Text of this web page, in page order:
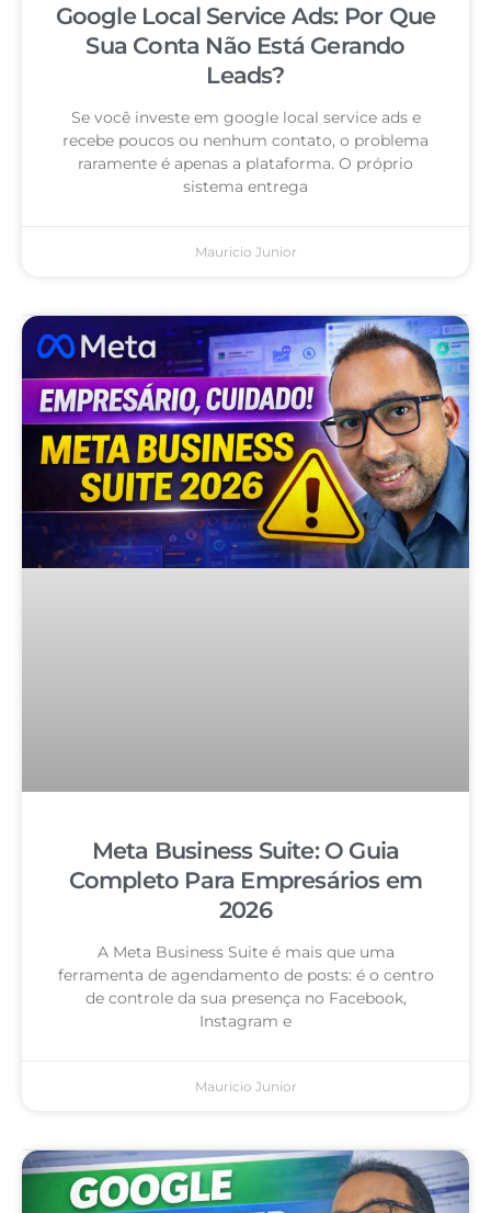
Google Local Service Ads: Por Que
Sua Conta Não Está Gerando
Leads?
Se você investe em google local service ads e
recebe poucos ou nenhum contato, o problema
raramente é apenas a plataforma. O próprio
sistema entrega
Mauricio Junior
Meta Business Suite: O Guia
Completo Para Empresários em
2026
A Meta Business Suite é mais que uma
ferramenta de agendamento de posts: é o centro
de controle da sua presença no Facebook,
Instagram e
Mauricio Junior